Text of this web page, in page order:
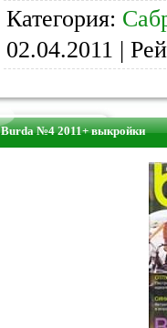
Категория:
02.04.2011 |
Burda №4 2011+ выкройки